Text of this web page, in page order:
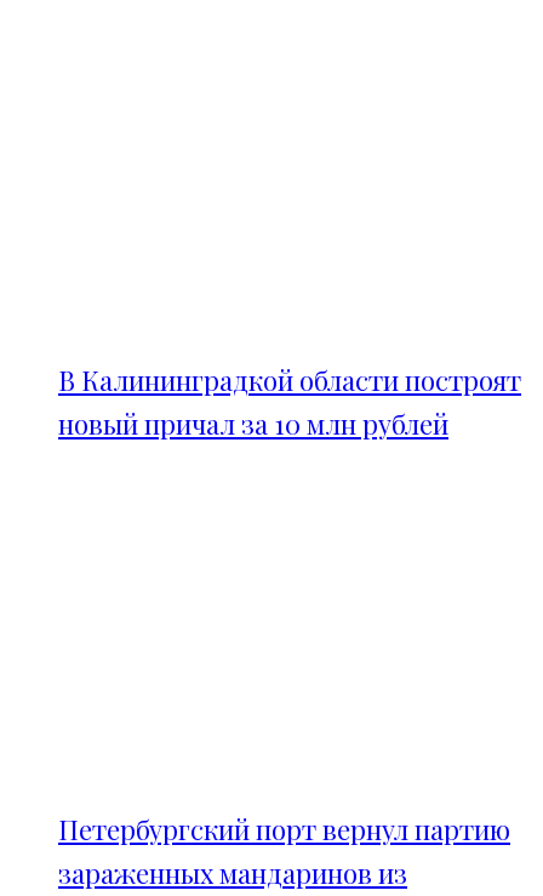
В Калининградкой области построят
новый причал за 10 млн рублей
Петербургский порт вернул партию
зараженных мандаринов из